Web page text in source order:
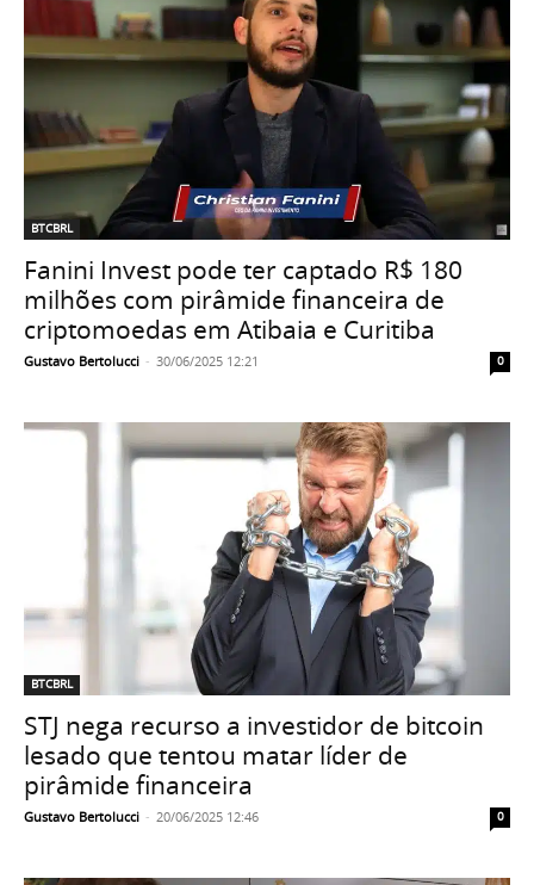
BTCBRL
Fanini Invest pode ter captado R$ 180
milhões com pirâmide financeira de
criptomoedas em Atibaia e Curitiba
Gustavo Bertolucci - 30/06/2025 12:21 0
BTCBRL
STJ nega recurso a investidor de bitcoin
lesado que tentou matar líder de
pirâmide financeira
Gustavo Bertolucci - 20/06/2025 12:46 0